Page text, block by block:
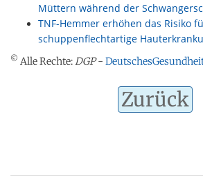
Müttern während der
TNF-Hemmer erhöhen das Risiko
schuppenflechtartige
© Alle Rechte:DGP-
Zurück